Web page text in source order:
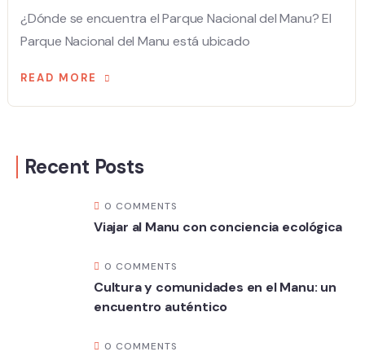
¿Dónde se encuentra el Parque Nacional del Manu? El
Parque Nacional del Manu está ubicado
READ MORE
Recent Posts
0 COMMENTS
Viajar al Manu con conciencia ecológica
0 COMMENTS
Cultura y comunidades en el Manu: un
encuentro auténtico
0 COMMENTS